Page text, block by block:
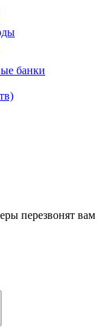
банки
перезвонят вам